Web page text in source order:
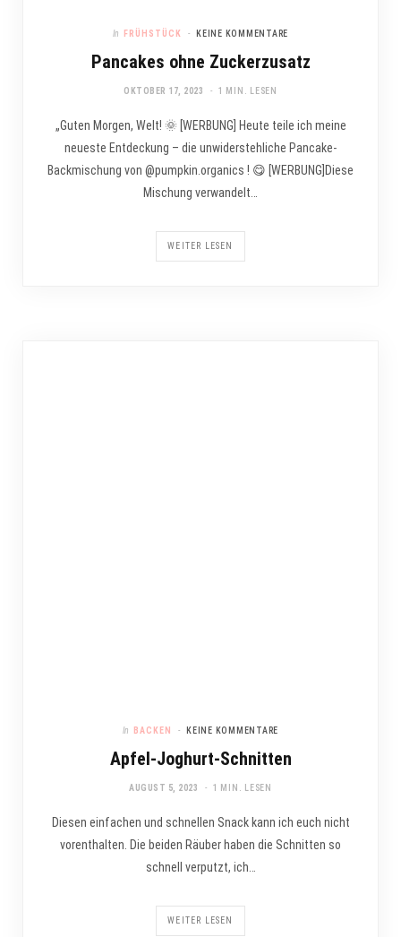
In FRÜHSTÜCK KEINE KOMMENTARE
Pancakes ohne Zuckerzusatz
OKTOBER 17, 2023 1 MIN. LESEN
„Guten Morgen, Welt! 🌞 [WERBUNG] Heute teile ich meine
neueste Entdeckung – die unwiderstehliche Pancake-
Backmischung von @pumpkin.organics ! 😋 [WERBUNG]Diese
Mischung verwandelt…
WEITER LESEN
In BACKEN KEINE KOMMENTARE
Apfel-Joghurt-Schnitten
AUGUST 5, 2023 1 MIN. LESEN
Diesen einfachen und schnellen Snack kann ich euch nicht
vorenthalten. Die beiden Räuber haben die Schnitten so
schnell verputzt, ich…
WEITER LESEN